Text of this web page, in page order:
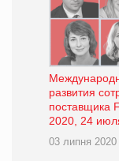
развития
поставщика
2020, 24
03 липня 2020